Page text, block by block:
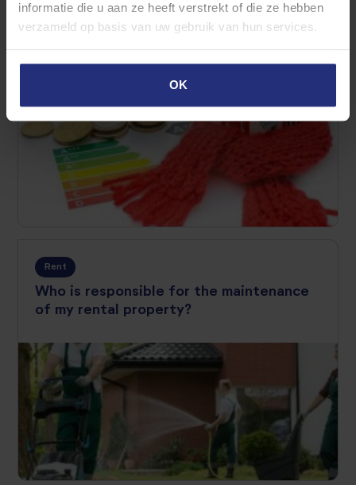
informatie die u aan ze heeft verstrekt of die ze hebben
verzameld op basis van uw gebruik van hun services.
OK
Rent
Rent
Who is responsible for the maintenance
of my rental property?